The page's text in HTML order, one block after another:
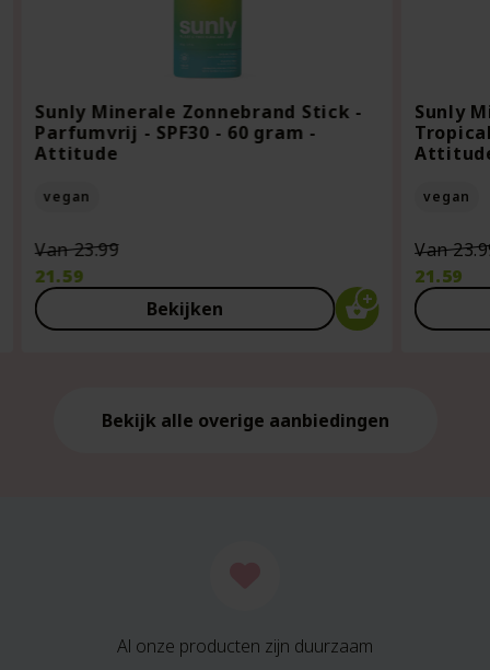
Sunly Minerale Zonnebrand Stick -
Parfumvrij - SPF30 - 60 gram -
Attitude
vegan
Van23.99Oorspronkelijke
was:
€23.99.
21.59
Huidige
prijs
Bekijken
Sunly
vegan
Van
21.59
Huidige
prijs
Bekijk alle overige aanbiedingen
Al onze producten zijn duurzaam